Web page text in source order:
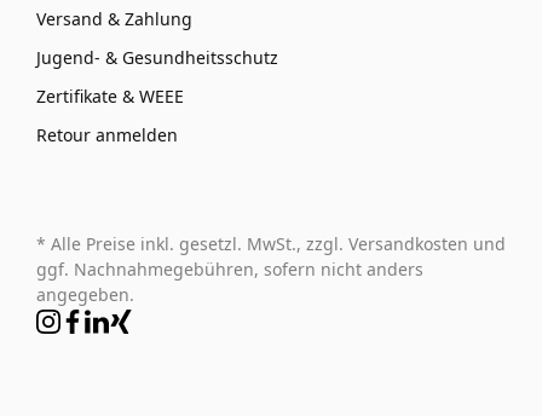
Versand & Zahlung
Jugend- & Gesundheitsschutz
Zertifikate & WEEE
Retour anmelden
* Alle Preise inkl. gesetzl. MwSt., zzgl. Versandkosten und
ggf. Nachnahmegebühren, sofern nicht anders
angegeben.